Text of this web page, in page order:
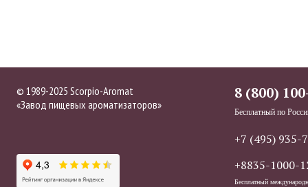
© 1989-2025 Scorpio-Aromat
«Завод пищевых ароматизаторов»
8 (800)
Бесплатный по
+7 (495) 935-
+8835-1000-
Бесплатный